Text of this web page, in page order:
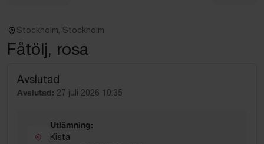
Stockholm, Stockholm
Fåtölj, rosa
Avslutad
Avslutad: 27 juli 2026 10:35
Utlämning:
Kista